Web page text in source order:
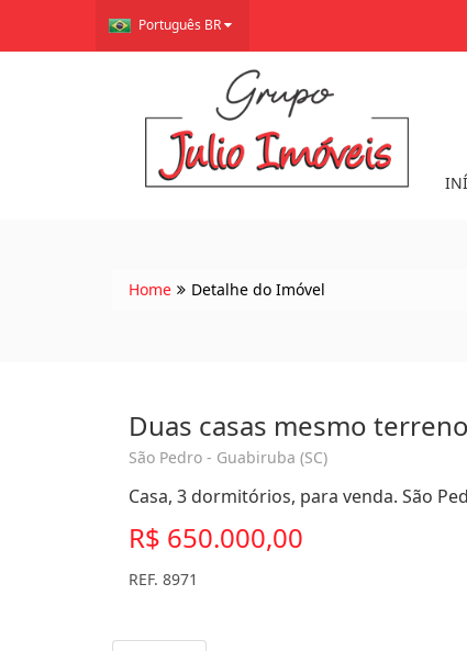
Português BR
Home Detalhe do Imóvel
Duas casas mesmo
São Pedro - Guabiruba (SC)
Casa, 3 dormitórios, para venda. São
R$ 650.000,00
REF. 8971